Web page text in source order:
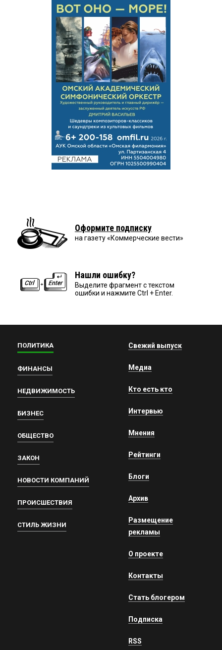
Оформите подписку
на газету «Коммерческие вести»
Нашли ошибку?
Выделите фрагмент с текстом
ошибки и нажмите Ctrl + Enter.
ПОЛИТИКА
ФИНАНСЫ
НЕДВИЖИМОСТЬ
БИЗНЕС
ОБЩЕСТВО
ЗАКОН
НОВОСТИ КОМПАНИЙ
ПРОИСШЕСТВИЯ
СТИЛЬ ЖИЗНИ
Свежий выпуск
Медиа
Кто есть кто
Интервью
Мнения
Рейтинги
Блоги
Архив
Размещение
рекламы
О проекте
Контакты
Стать блогером
Подписка
RSS